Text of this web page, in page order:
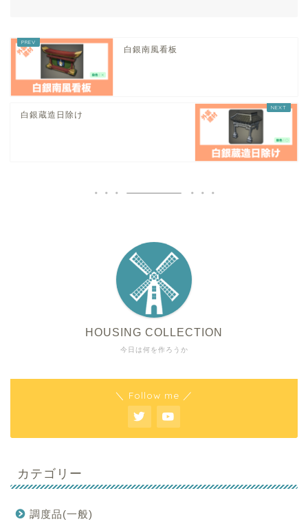
白銀南風看板
白銀蔵造日除け
今日は何を作ろうか
HOUSING COLLECTION
＼ Follow me ／
カテゴリー
調度品(一般)